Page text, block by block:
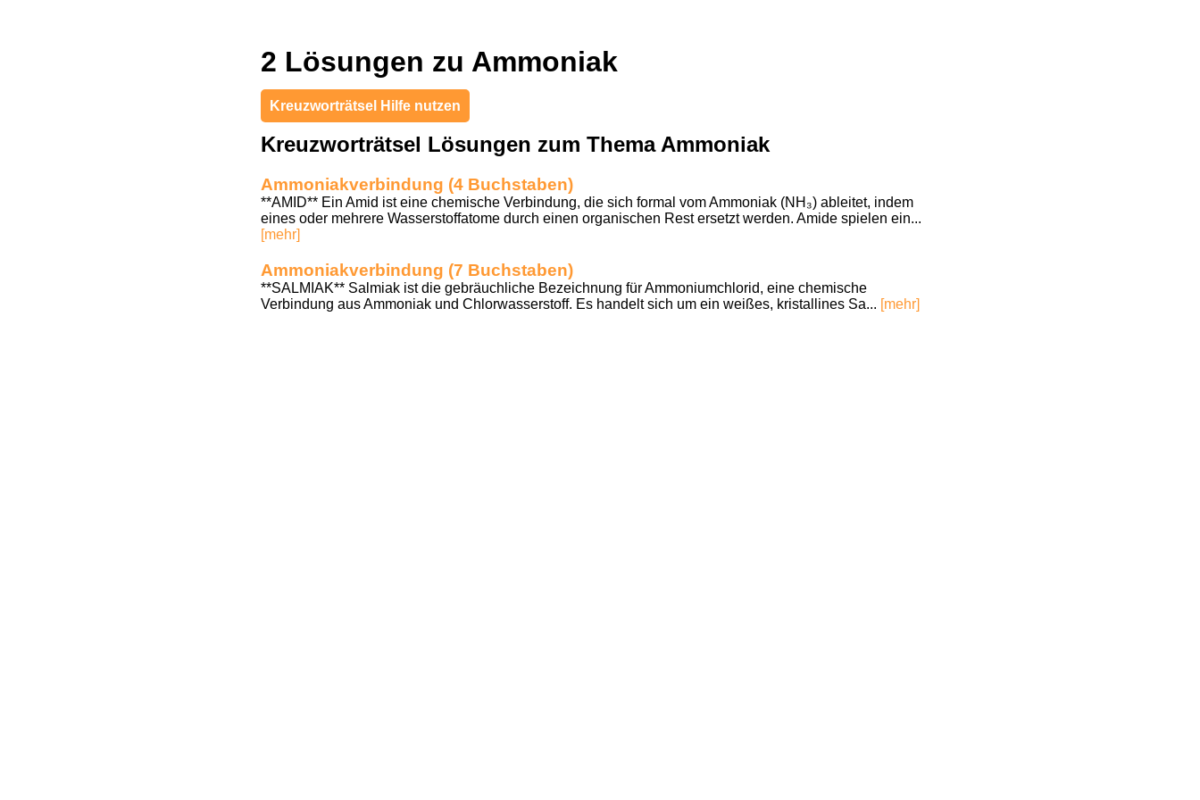
2 Lösungen zu Ammoniak
Kreuzworträtsel Hilfe nutzen
Kreuzworträtsel Lösungen zum Thema Ammoniak
Ammoniakverbindung (4 Buchstaben)
**AMID** Ein Amid ist eine chemische Verbindung, die sich formal vom Ammoniak (NH₃) ableitet, indem
eines oder mehrere Wasserstoffatome durch einen organischen Rest ersetzt werden. Amide spielen ein...
[mehr]
Ammoniakverbindung (7 Buchstaben)
**SALMIAK** Salmiak ist die gebräuchliche Bezeichnung für Ammoniumchlorid, eine chemische
Verbindung aus Ammoniak und Chlorwasserstoff. Es handelt sich um ein weißes, kristallines Sa... [mehr]